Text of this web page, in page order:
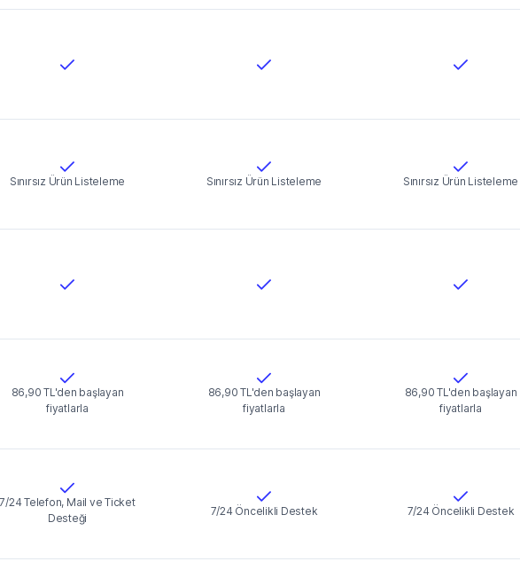
Sınırsız Ürün Listeleme Sınırsız Ürün Listeleme Sınırsız Ürün Listeleme
86,90 TL'den başlayan
fiyatlarla
86,90 TL'den başlayan
fiyatlarla
86,90 TL'den başlayan
fiyatlarla
7/24 Telefon, Mail ve Ticket
Desteği
7/24 Öncelikli Destek 7/24 Öncelikli Destek